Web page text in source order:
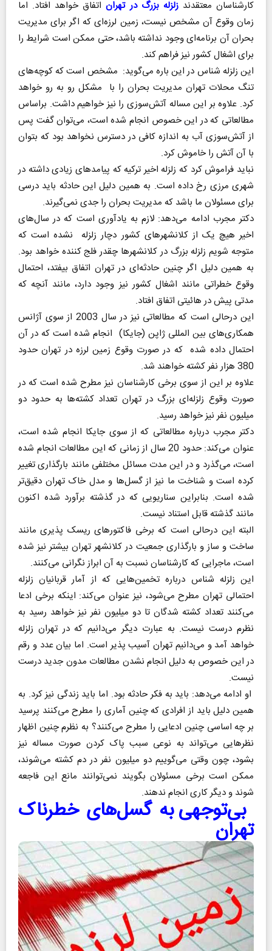
کارشناسان معتقدندزلزله بزرگ در تهراناتفاق خواهد افتاد. اما
زمان وقوع آن مشخص نیست، زمین لرزه‌ای که اگر برای مدیریت
بحران آن برنامه‌ای وجود نداشته باشد، حتی ممکن است شرایط را
برای اشغال کشور نیز فراهم کند.
این زلزله شناس در این باره می‌گوید: مشخص است که کوچه‌های
تنگ محلات تهران مدیریت بحران را با مشکل رو به رو خواهد
کرد.‌ علاوه بر این مساله آتش‌سوزی را نیز خواهیم داشت. براساس
مطالعاتی که در این خصوص انجام شده است، می‌توان گفت پس
از آتش‌سوزی آب به اندازه کافی در دسترس نخواهد بود که بتوان
با آن آتش را خاموش کرد.
‌نباید فراموش کرد که زلزله اخیر ترکیه که پیامدهای زیادی داشته در
‌شهری مرزی ‌رخ داده است. به همین دلیل این حادثه باید درسی
برای مسئولان ما باشد که مدیریت بحران را جدی نمی‌گیرند.
دکتر مجرب ادامه می‌دهد: لازم به یادآوری است که در سال‌های
اخیر هیچ یک از کلانشهرهای کشور دچار زلزله نشده است که
متوجه شویم زلزله بزرگ در کلانشهرها چقدر فلج کننده خواهد بود.
به همین دلیل اگر چنین حادثه‌ای در تهران اتفاق بیفتد، احتمال
وقوع خطراتی مانند اشغال کشور نیز وجود دارد، مانند آنچه که
مدتی پیش در هائیتی اتفاق افتاد.
این درحالی است که مطالعاتی نیز در سال 2003 از سوی آژانس
همکاری‌های بین المللی ژاپن (جایکا) انجام شده است که در آن
احتمال داده شده ‌ که در صورت وقوع زمین لرزه در تهران حدود
380 هزار نفر کشته خواهند شد.
علاوه بر این از سوی برخی کارشناسان نیز مطرح شده است که در
صورت وقوع زلزله‌ای بزرگ در تهران تعداد کشته‌ها به حدود دو
میلیون نفر نیز خواهد رسید.
دکتر مجرب درباره مطالعاتی که از سوی جایکا انجام شده است،
عنوان می‌کند: حدود 20 سال از زمانی که این مطالعات انجام شده
است، می‌گذرد و در این مدت مسائل مختلفی ‌مانند ‌بارگذاری تغییر
کرده است و شناخت ما نیز از گسل‌ها ‌و مدل خاک تهران دقیق‌تر
شده است. بنابراین سناریویی که در گذشته برآورد شده اکنون
مانند گذشته قابل استناد نیست.
البته این درحالی است که برخی فاکتورهای ریسک پذیری مانند‌
ساخت و ساز و بارگذاری جمعیت در کلانشهر تهران بیشتر نیز شده
است، ماجرایی که کارشناسان نسبت به آن ابراز نگرانی می‌کنند.
این زلزله شناس درباره تخمین‌هایی که از آمار قربانیان زلزله
احتمالی تهران مطرح می‌شود، نیز عنوان می‌کند: اینکه برخی ادعا
می‌کنند تعداد کشته شدگان تا دو میلیون نفر نیز خواهد رسید به
نظرم درست نیست. به عبارت دیگر می‌دانیم که در تهران زلزله
خواهد آمد و می‌دانیم تهران آسیب پذیر است. اما بیان عدد و رقم
در این خصوص به دلیل انجام نشدن مطالعات مدون ‌جدید درست
نیست.
او ادامه می‌دهد: باید به فکر حادثه بود. اما باید زندگی نیز کرد. به
همین دلیل باید از افرادی که چنین آماری را مطرح می‌کنند پرسید
بر چه اساسی چنین ادعایی را مطرح می‌کنند‌؟ به نظرم چنین اظهار
نظرهایی می‌تواند به نوعی سبب پاک کردن صورت مساله نیز
بشود، چون وقتی می‌گوییم دو میلیون نفر در دم کشته می‌شوند،
ممکن است برخی مسئولان بگویند نمی‌توانند مانع این فاجعه
شوند و دیگر کاری انجام ندهند.
بی‌توجهی به گسل‌های خطرناک
تهران